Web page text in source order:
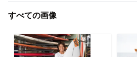
すべての画像